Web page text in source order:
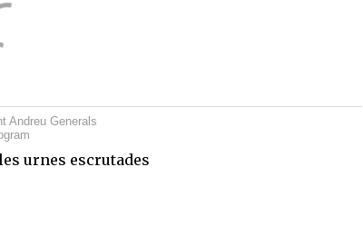
Andreu Generals
urnes escrutades